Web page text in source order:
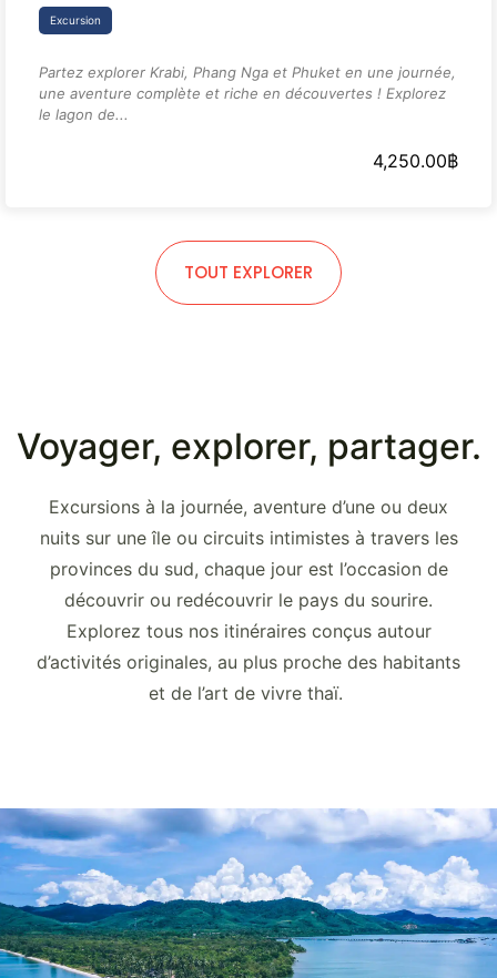
Excursion
Partez explorer Krabi, Phang Nga et Phuket en une journée,
une aventure complète et riche en découvertes ! Explorez
le lagon de...
4,250.00฿
TOUT EXPLORER
Voyager, explorer, partager.
Excursions à la journée, aventure d’une ou deux
nuits sur une île ou circuits intimistes à travers les
provinces du sud, chaque jour est l’occasion de
découvrir ou redécouvrir le pays du sourire.
Explorez tous nos itinéraires conçus autour
d’activités originales, au plus proche des habitants
et de l’art de vivre thaï.